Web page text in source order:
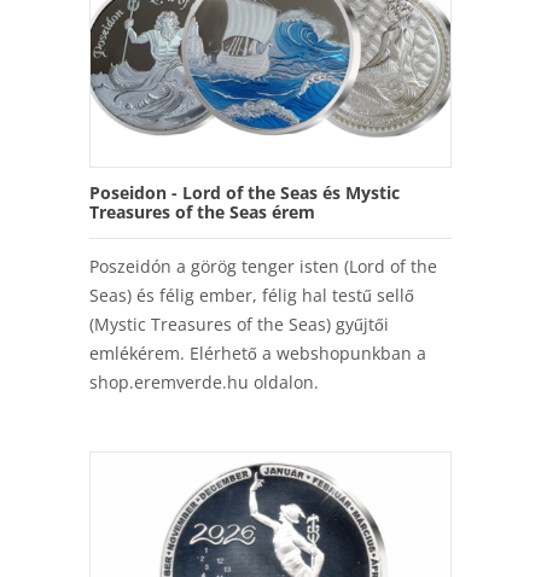
Poseidon - Lord of the Seas és Mystic
Treasures of the Seas érem
Poszeidón a görög tenger isten (Lord of the
Seas) és félig ember, félig hal testű sellő
(Mystic Treasures of the Seas) gyűjtői
emlékérem. Elérhető a webshopunkban a
shop.eremverde.hu oldalon.